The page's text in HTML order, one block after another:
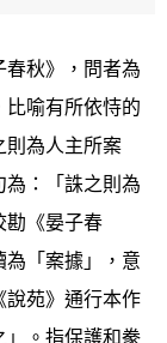
春秋》，問者為
喻有所依恃的
為人主所案
：「誅之則為
勘《晏子春
「案據」，意
說苑》通行本作
」。指保護和豢